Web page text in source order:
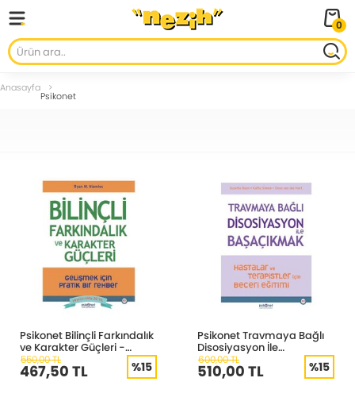
0
Anasayfa
Psikonet
Psikonet Bilinçli Farkındalık
ve Karakter Güçleri -
Gelişmek için Pratik Bir
Rehber
550,00 TL
467,50 TL %15
Psikonet Travmaya Bağlı
Disosiyasyon İle
Başaçıkmak
600,00 TL
510,00 TL %15